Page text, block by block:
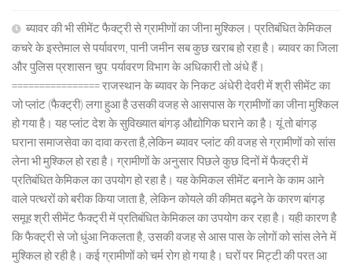
ब्यावर की भी सीमेंट फैक्ट्री से ग्रामीणों का जीना मुश्किल। प्रतिबंधित केमिकल
कचरे के इस्तेमाल से पर्यावरण, पानी जमीन सब कुछ खराब हो रहा है। ब्यावर का जिला
और पुलिस प्रशासन चुप: पर्यावरण विभाग के अधिकारी तो अंधे हैं।
================ राजस्थान के ब्यावर के निकट अंधेरी देवरी में श्री सीमेंट का
जो प्लांट (फैक्ट्री) लगा हुआ है उसकी वजह से आसपास के ग्रामीणों का जीना मुश्किल
हो गया है। यह प्लांट देश के सुविख्यात बांगड़ औद्योगिक घराने का है। यूं तो बांगड़
घराना समाजसेवा का दावा करता है,लेकिन ब्यावर प्लांट की वजह से ग्रामीणों को सांस
लेना भी मुश्किल हो रहा है। ग्रामीणों के अनुसार पिछले कुछ दिनों में फैक्ट्री में
प्रतिबंधित केमिकल का उपयोग हो रहा है। यह केमिकल सीमेंट बनाने के काम आने
वाले पत्थरों को बरीक किया जाता है, लेकिन कोयले की कीमत बढ़ने के कारण बांगड़
समूह श्री सीमेंट फैक्ट्री में प्रतिबंधित केमिकल का उपयोग कर रहा है। यही कारण है
कि फैक्ट्री से जो धुंआ निकलता है, उसकी वजह से आस पास के लोगों को सांस लेने में
मुश्किल हो रही है। कई ग्रामीणों को चर्म रोग हो गया है। घरों पर मिट्टी की परत आ